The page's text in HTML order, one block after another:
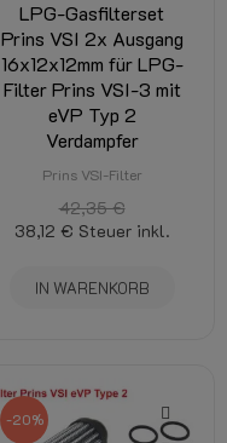
LPG-Gasfilterset
Prins VSI 2x Ausgang
16x12x12mm für LPG-
Filter Prins VSI-3 mit
eVP Typ 2
Verdampfer
Prins VSI-Filter
42,35 €
38,12 € Steuer inkl.
IN WARENKORB
-20%